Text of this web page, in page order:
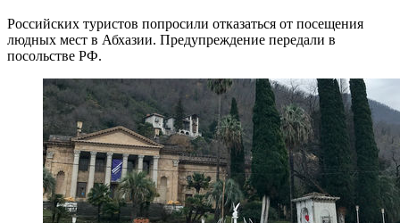
Российских туристов попросили отказаться от посещения
людных мест в Абхазии. Предупреждение передали в
посольстве РФ.